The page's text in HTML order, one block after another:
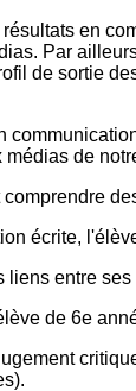
en
Par
de sortie
médias de
comprendre
écrite,
liens entre
de 6e